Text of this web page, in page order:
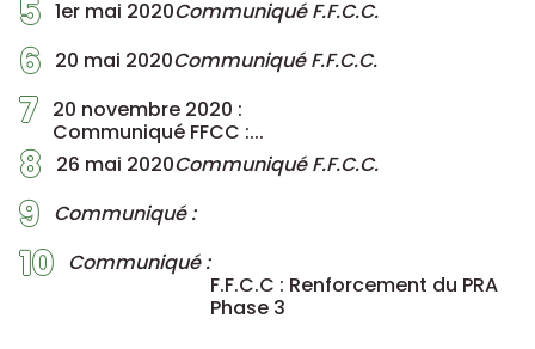
5 1er mai 2020Communiqué F.F.C.C.
6 20 mai 2020Communiqué F.F.C.C.
7 20 novembre 2020 :
Communiqué FFCC :...
8 26 mai 2020Communiqué F.F.C.C.
9 Communiqué :
10 Communiqué :
F.F.C.C : Renforcement du PRA
Phase 3